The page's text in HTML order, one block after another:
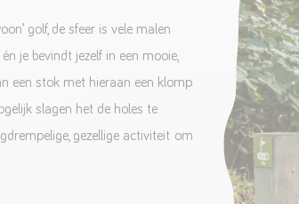
golf, de sfeer is vele malen
je bevindt jezelf in een mooie,
een stok met hieraan een klomp
slagen het de holes te
gezellige activiteit om